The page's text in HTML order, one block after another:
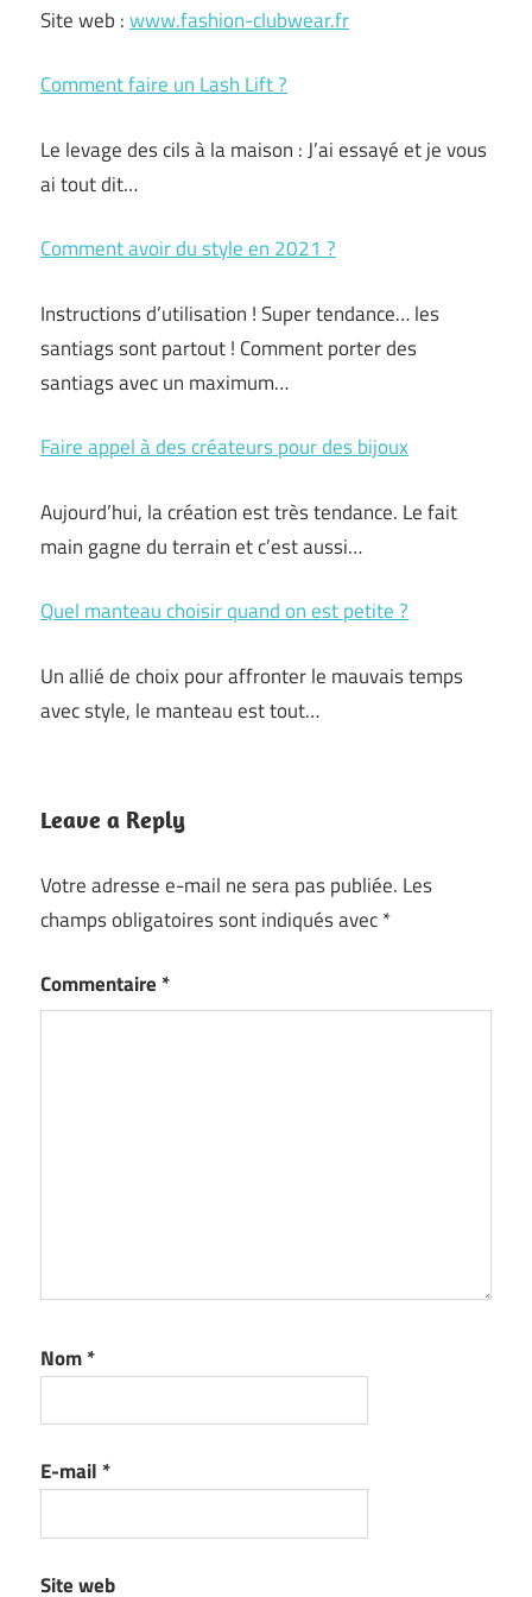
Site web :www.fashion-clubwear.fr
Comment faire un Lash Lift ?
Le levage des cils à la maison : J’ai essayé et je vous
ai tout dit…
Comment avoir du style en 2021 ?
Instructions d’utilisation ! Super tendance… les
santiags sont partout ! Comment porter des
santiags avec un maximum…
Faire appel à des créateurs pour des bijoux
Aujourd’hui, la création est très tendance. Le fait
main gagne du terrain et c’est aussi…
Quel manteau choisir quand on est petite ?
Un allié de choix pour affronter le mauvais temps
avec style, le manteau est tout…
Leave a Reply
Votre adresse e-mail ne sera pas publiée. Les
champs obligatoires sont indiqués avec*
Commentaire *
Nom*
E-mail *
Site web